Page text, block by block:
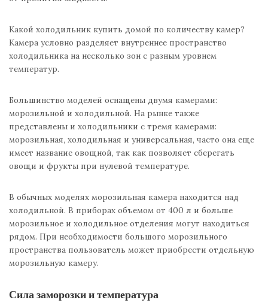
Какой холодильник купить домой по количеству камер?
Камера условно разделяет внутреннее пространство
холодильника на несколько зон с разным уровнем
температур.
Большинство моделей оснащены двумя камерами:
морозильной и холодильной. На рынке также
представлены и холодильники с тремя камерами:
морозильная, холодильная и универсальная, часто она еще
имеет название овощной, так как позволяет сберегать
овощи и фрукты при нулевой температуре.
В обычных моделях морозильная камера находится над
холодильной. В приборах объемом от 400 л и больше
морозильное и холодильное отделения могут находиться
рядом. При необходимости большого морозильного
пространства пользователь может приобрести отдельную
морозильную камеру.
Сила заморозки и температура